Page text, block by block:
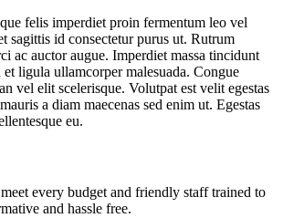
felis imperdiet proin fermentum leo vel
sagittis id consectetur purus ut. Rutrum
ac auctor augue. Imperdiet massa tincidunt
ligula ullamcorper malesuada. Congue
vel elit scelerisque. Volutpat est velit egestas
a diam maecenas sed enim ut. Egestas
eu.
every budget and friendly staff trained to
and hassle free.